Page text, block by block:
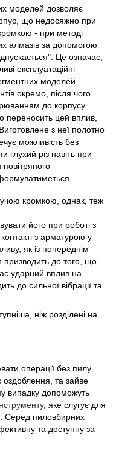
моделей дозволяє
що недосяжно при
- при методі
алмазів за допомогою
Це означає,
експлуатаційні
моделей
окремо, після чого
до корпусу.
переносить цей вплив,
з неї полотно
можливість без
глухий різ навіть при
кромкою, однак, теж
його при роботі з
з арматурою у
як із попереднім
призводить до того, що
ударний вплив на
до сильної вібрації та
ніж розділені на
операції без пилу.
та зайве
випадку допоможуть
, яке слугує для
Серед пиловбирних
та доступну за